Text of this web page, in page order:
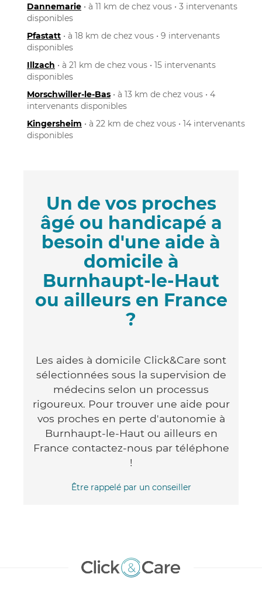
Dannemarie • à 11 km de chez vous • 3 intervenants
disponibles
Pfastatt • à 18 km de chez vous • 9 intervenants
disponibles
Illzach • à 21 km de chez vous • 15 intervenants
disponibles
Morschwiller-le-Bas • à 13 km de chez vous • 4
intervenants disponibles
Kingersheim • à 22 km de chez vous • 14 intervenants
disponibles
Un de vos proches
âgé ou handicapé a
besoin d'une aide à
domicile à
Burnhaupt-le-Haut
ou ailleurs en France
?
Les aides à domicile Click&Care sont
sélectionnées sous la supervision de
médecins selon un processus
rigoureux. Pour trouver une aide pour
vos proches en perte d'autonomie à
Burnhaupt-le-Haut ou ailleurs en
France contactez-nous par téléphone
!
Être rappelé par un conseiller